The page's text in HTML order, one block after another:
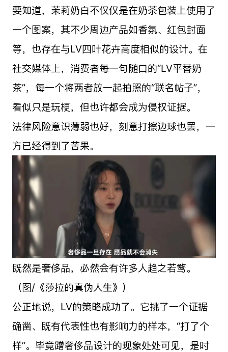
要知道，茉莉奶白不仅仅是在奶茶包装上使用了
一个图案，其不少周边产品如香氛、红包封面
等，也存在与LV四叶花卉高度相似的设计。在
社交媒体上，消费者每一句随口的“LV平替奶
茶”，每一个将两者放一起拍照的“联名帖子”，
看似只是玩梗，但也许都会成为侵权证据。
法律风险意识薄弱也好，刻意打擦边球也罢，一
方已经得到了苦果。
既然是奢侈品，必然会有许多人趋之若鹜。
（图/《莎拉的真伪人生》）
公正地说，LV的策略成功了。它挑了一个证据
确凿、既有代表性也有影响力的样本，“打了个
样”。毕竟蹭奢侈品设计的现象处处可见，是时